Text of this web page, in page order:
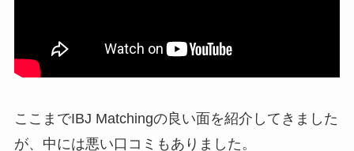
ここまでIBJ Matchingの良い面を紹介してきました
が、中には悪い口コミもありました。